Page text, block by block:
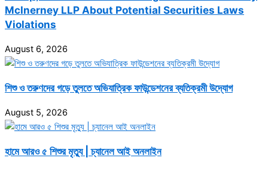
McInerney LLP About Potential Securities Laws
Violations
August 6, 2026
শিশু ও তরুণদের গড়ে তুলতে অভিযাত্রিক ফাউন্ডেশনের ব্যতিক্রমী উদ্যোগ
August 5, 2026
হামে আরও ৫ শিশুর মৃত্যু | চ্যানেল আই অনলাইন